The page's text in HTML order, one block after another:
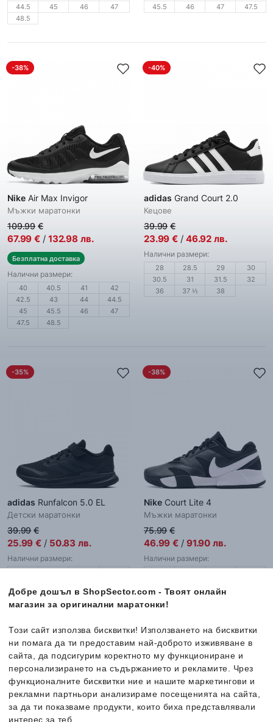
Добре дошъл в ShopSector.com - Твоят онлайн
магазин за оригинални маратонки!
Този сайт използва бисквитки! Използването на бисквитки
ни помага да ти предоставим най-доброто изживяване в
сайта, да подсигурим коректното му функциониране и
персонализирането на съдържанието и рекламите. Чрез
функционалните бисквитки ние и нашите маркетингови и
рекламни партньори анализираме посещенията на сайта,
за да ти показваме продукти, които биха представлявали
интерес за теб.
44.5
45 46
47
48.5
45.5
46 47 47.5
-38%
Nike Air Max Invigor
Мъжки маратонки
109.99 €
67.99 € / 132.98 лв.
Безплатна доставка
Налични размери:
40 40.5 41
42
42.5
43 44
44.5
45
45.5 46
47
47.5
48.5
-40%
adidas Grand Court 2.0
Кецове
39.99 €
23.99 € / 46.92 лв.
Налични размери:
28 28.5 29
30
30.5
31 31.5
32
36
37 ⅓ 38
-35%
adidas Runfalcon 5.0 EL
Детски маратонки
39.99 €
25.99 € / 50.83 лв.
Налични размери:
33
33.5 34
-38%
Nike Court Lite 4
Мъжки маратонки
75.99 €
46.99 € / 91.90 лв.
Налични размери:
45.5
46 47
-40% -40%